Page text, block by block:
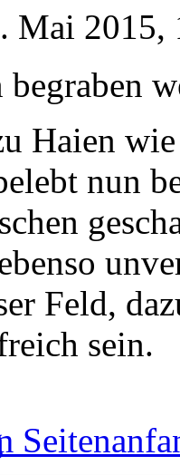
Mai 2015,
Haien
nun
Feld,
sein.